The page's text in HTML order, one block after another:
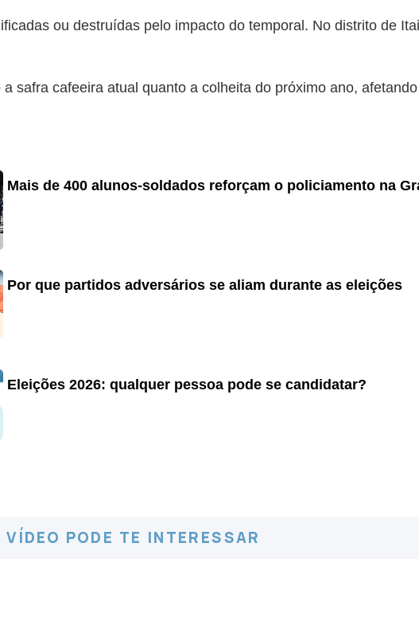
ou destruídas pelo impacto do temporal. No distrito de
safra cafeeira atual quanto a colheita do próximo ano,
Mais de 400 alunos-soldados reforçam o policiamento na
Por que partidos adversários se aliam durante as eleições
Eleições 2026: qualquer pessoa pode se candidatar?
VÍDEO PODE TE INTERESSAR